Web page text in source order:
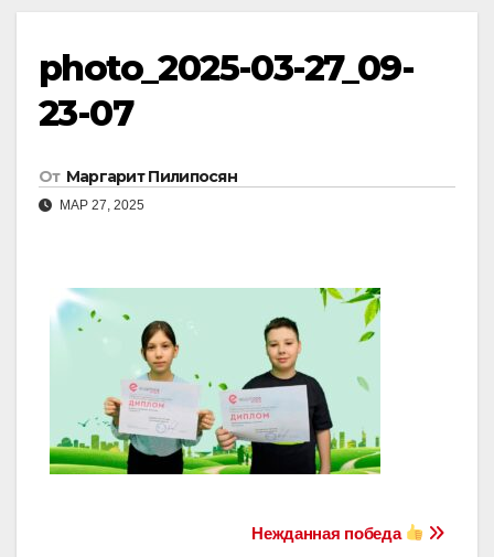
photo_2025-03-27_09-
23-07
От Маргарит Пилипосян
МАР 27, 2025
Нежданная победа